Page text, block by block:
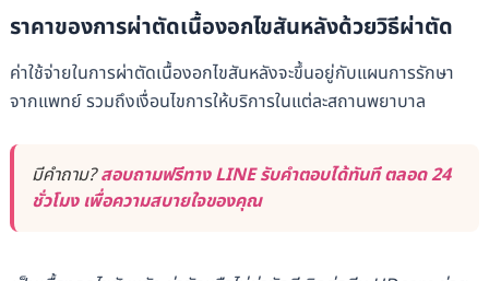
ราคาของการผ่าตัดเนื้องอกไขสันหลังด้วยวิธีผ่าตัด
ค่าใช้จ่ายในการผ่าตัดเนื้องอกไขสันหลังจะขึ้นอยู่กับแผนการรักษา
จากแพทย์ รวมถึงเงื่อนไขการให้บริการในแต่ละสถานพยาบาล
มีคำถาม?สอบถามฟรีทาง LINE รับคำตอบได้ทันที ตลอด 24
ชั่วโมง เพื่อความสบายใจของคุณ